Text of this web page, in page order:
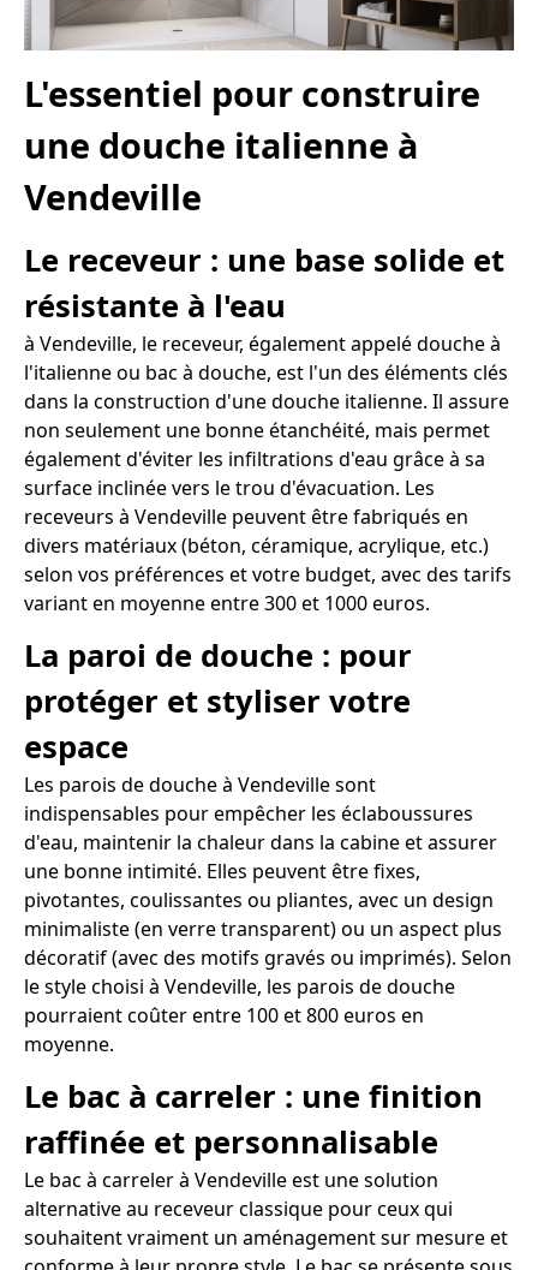
L'essentiel pour construire
une douche italienne à
Vendeville
Le receveur : une base solide et
résistante à l'eau
à Vendeville, le receveur, également appelé douche à
l'italienne ou bac à douche, est l'un des éléments clés
dans la construction d'une douche italienne. Il assure
non seulement une bonne étanchéité, mais permet
également d'éviter les infiltrations d'eau grâce à sa
surface inclinée vers le trou d'évacuation. Les
receveurs à Vendeville peuvent être fabriqués en
divers matériaux (béton, céramique, acrylique, etc.)
selon vos préférences et votre budget, avec des tarifs
variant en moyenne entre 300 et 1000 euros.
La paroi de douche : pour
protéger et styliser votre
espace
Les parois de douche à Vendeville sont
indispensables pour empêcher les éclaboussures
d'eau, maintenir la chaleur dans la cabine et assurer
une bonne intimité. Elles peuvent être fixes,
pivotantes, coulissantes ou pliantes, avec un design
minimaliste (en verre transparent) ou un aspect plus
décoratif (avec des motifs gravés ou imprimés). Selon
le style choisi à Vendeville, les parois de douche
pourraient coûter entre 100 et 800 euros en
moyenne.
Le bac à carreler : une finition
raffinée et personnalisable
Le bac à carreler à Vendeville est une solution
alternative au receveur classique pour ceux qui
souhaitent vraiment un aménagement sur mesure et